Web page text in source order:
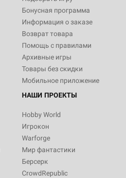
Бонусная программа
Информация о заказе
Возврат товара
Помощь с правилами
Архивные игры
Товары без скидки
Мобильное приложение
НАШИ ПРОЕКТЫ
Hobby World
Игрокон
Warforge
Мир фантастики
Берсерк
CrowdRepublic